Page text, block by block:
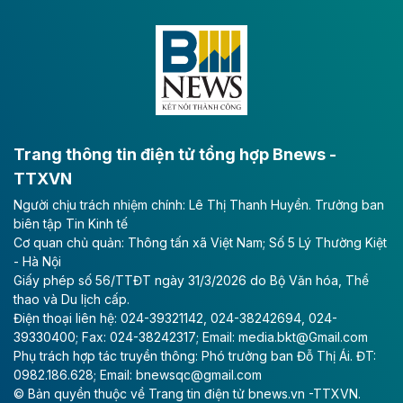
Đông A dài khoảng 25,1 km được kỳ vọng sẽ tạo động
lực phát triển kinh tế - xã hội khu vực phía Nam đồng
Long Thành
Tổng công ty Cảng hàng không Việt Nam - CTCP
(ACV) vừa lập kỷ lục mới về lợi nhuận trong quý
II/2026.
Theo baodautu.vn
Vinaconex lập đỉnh doanh thu
Tổng CTCP Xuất nhập khẩu và Xây dựng Việt Nam
(Vinaconex) đã khép lại nửa đầu năm với doanh thu
thuần gần 7.268 tỷ đồng, tăng 4% so với cùng kỳ và
cũng là mức cao nhất lịch sử hoạt động của doanh
Trang thông tin điện tử tổng hợp Bnews -
TTXVN
Người chịu trách nhiệm chính: Lê Thị Thanh Huyền. Trưởng ban
biên tập Tin Kinh tế
Cơ quan chủ quản: Thông tấn xã Việt Nam; Số 5 Lý Thường Kiệt
- Hà Nội
Giấy phép số 56/TTĐT ngày 31/3/2026 do Bộ Văn hóa, Thể
thao và Du lịch cấp.
Điện thoại liên hệ: 024-39321142, 024-38242694, 024-
39330400; Fax: 024-38242317; Email: media.bkt@Gmail.com
Phụ trách hợp tác truyền thông: Phó trưởng ban Đỗ Thị Ái. ĐT:
0982.186.628; Email: bnewsqc@gmail.com
© Bản quyền thuộc về Trang tin điện tử bnews.vn -TTXVN.